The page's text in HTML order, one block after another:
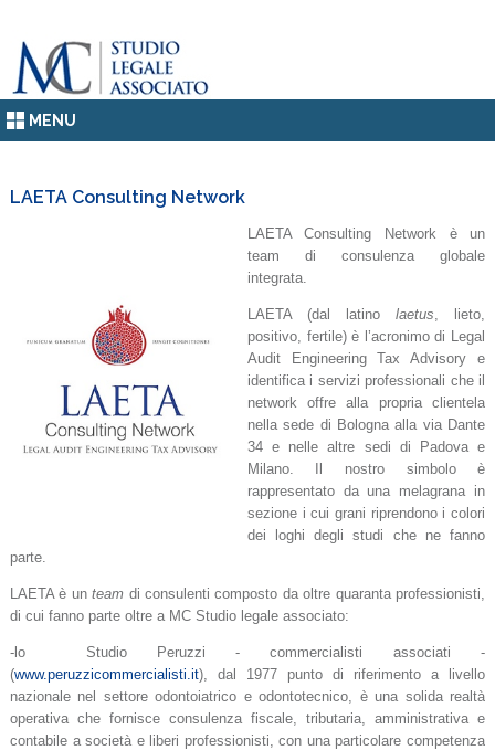
MENU
LAETA Consulting Network
LAETA Consulting Network è un
team di consulenza globale
integrata.
LAETA (dal latinolaetus , lieto,
positivo, fertile) è l’acronimo di Legal
Audit Engineering Tax Advisory e
identifica i servizi professionali che il
network offre alla propria clientela
nella sede di Bologna alla via Dante
34 e nelle altre sedi di Padova e
Milano. Il nostro simbolo è
rappresentato da una melagrana in
sezione i cui grani riprendono i colori
dei loghi degli studi che ne fanno
parte.
LAETA è unteam di consulenti composto da oltre quaranta professionisti,
di cui fanno parte oltre a MC Studio legale associato:
-lo Studio Peruzzi - commercialisti associati -
(www.peruzzicommercialisti.it), dal 1977 punto di riferimento a livello
nazionale nel settore odontoiatrico e odontotecnico, è una solida realtà
operativa che fornisce consulenza fiscale, tributaria, amministrativa e
contabile a società e liberi professionisti, con una particolare competenza